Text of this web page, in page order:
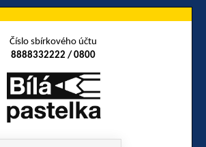
Číslo sbírkového účtu
8888332222 / 0800